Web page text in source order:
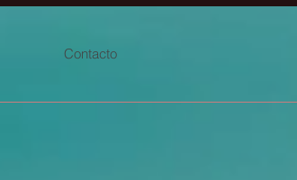
Contacto